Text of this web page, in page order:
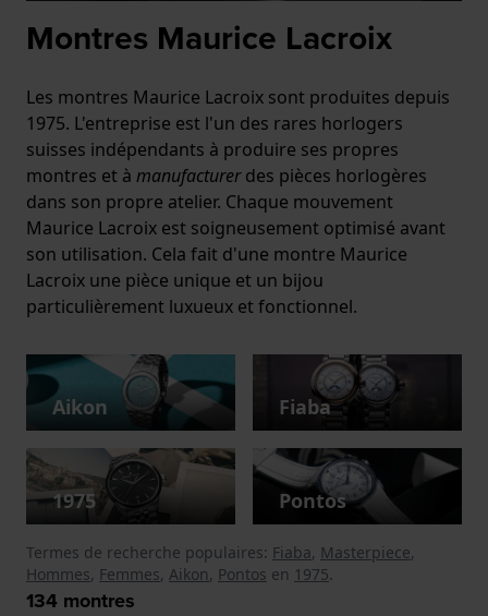
Montres Maurice Lacroix
Les montres Maurice Lacroix sont produites depuis
1975. L'entreprise est l'un des rares horlogers
suisses indépendants à produire ses propres
montres et à manufacturerdes pièces horlogères
dans son propre atelier. Chaque mouvement
Maurice Lacroix est soigneusement optimisé avant
son utilisation. Cela fait d'une montre Maurice
Lacroix une pièce unique et un bijou
particulièrement luxueux et fonctionnel.
Aikon Fiaba
1975 Pontos
Termes de recherche populaires: Fiaba, Masterpiece,
Hommes, Femmes, Aikon, Pontos en 1975.
134 montres